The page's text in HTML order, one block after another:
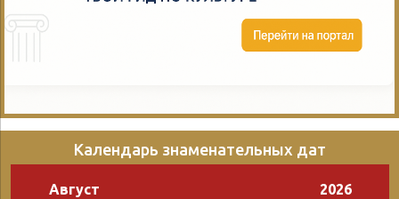
Календарь знаменательных дат
Август 2026